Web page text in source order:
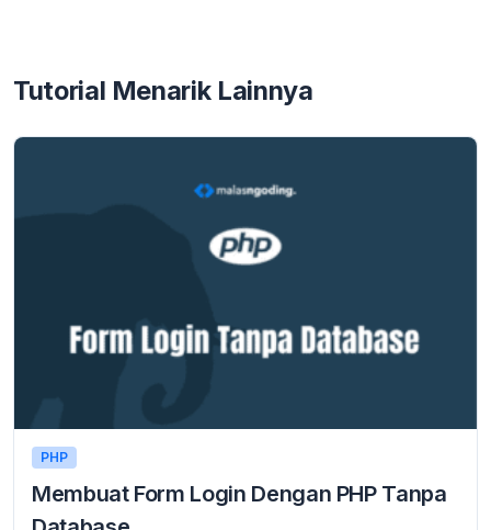
Tutorial Menarik Lainnya
PHP
Membuat Form Login Dengan PHP Tanpa